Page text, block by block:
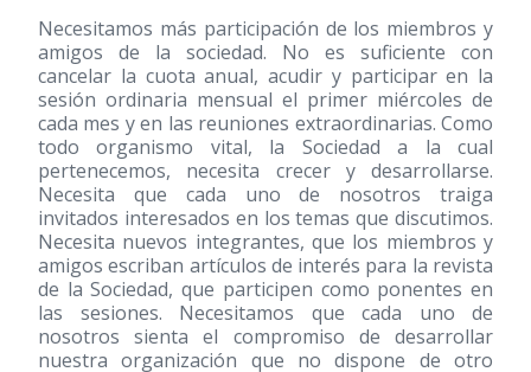
Necesitamos más participación de los miembros y
amigos de la sociedad. No es suficiente con
cancelar la cuota anual, acudir y participar en la
sesión ordinaria mensual el primer miércoles de
cada mes y en las reuniones extraordinarias. Como
todo organismo vital, la Sociedad a la cual
pertenecemos, necesita crecer y desarrollarse.
Necesita que cada uno de nosotros traiga
invitados interesados en los temas que discutimos.
Necesita nuevos integrantes, que los miembros y
amigos escriban artículos de interés para la revista
de la Sociedad, que participen como ponentes en
las sesiones. Necesitamos que cada uno de
nosotros sienta el compromiso de desarrollar
nuestra organización que no dispone de otro